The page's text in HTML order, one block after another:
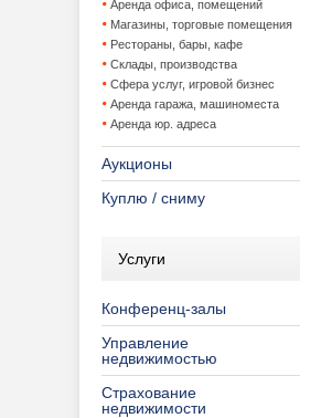
Аренда офиса, помещений
Магазины, торговые помещения
Рестораны, бары, кафе
Склады, производства
Сфера услуг, игровой бизнес
Аренда гаража, машиноместа
Аренда юр. адреса
Аукционы
Куплю / сниму
Услуги
Конференц-залы
Управление
недвижимостью
Страхование
недвижимости